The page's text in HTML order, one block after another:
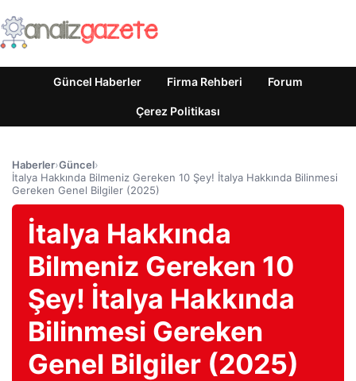
Güncel Haberler Firma Rehberi Forum
Çerez Politikası
Haberler›Güncel›
İtalya Hakkında Bilmeniz Gereken 10 Şey! İtalya Hakkında Bilinmesi
Gereken Genel Bilgiler (2025)
İtalya Hakkında
Bilmeniz Gereken 10
Şey! İtalya Hakkında
Bilinmesi Gereken
Genel Bilgiler (2025)